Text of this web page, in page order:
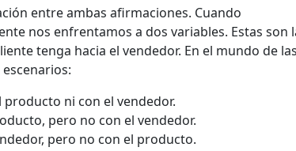
entre ambas afirmaciones. Cuando
nos enfrentamos a dos variables. Estas son
tenga hacia el vendedor. En el mundo de las
ni con el vendedor.
pero no con el vendedor.
pero no con el producto.